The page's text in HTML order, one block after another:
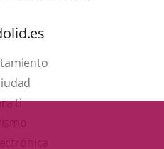
ti